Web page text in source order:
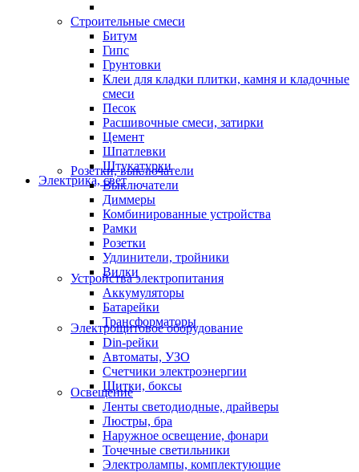
Строительные смеси
Битум
Гипс
Грунтовки
Клеи для кладки плитки, камня и кладочные
смеси
Песок
Расшивочные смеси, затирки
Цемент
Шпатлевки
Штукатурки
Электрика, свет
Розетки, выключатели
Выключатели
Диммеры
Комбинированные устройства
Рамки
Розетки
Удлинители, тройники
Вилки
Устройства электропитания
Аккумуляторы
Батарейки
Трансформаторы
Электрощитовое оборудование
Din-рейки
Автоматы, УЗО
Счетчики электроэнергии
Щитки, боксы
Освещение
Ленты светодиодные, драйверы
Люстры, бра
Наружное освещение, фонари
Точечные светильники
Электролампы, комплектующие